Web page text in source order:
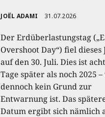
JOËL ADAMI 31.07.2026
Der Erdüberlastungstag
Overshoot Day“) fiel dieses
auf den 30. Juli. Dies ist acht
Tage später als noch 2025 –
dennoch kein Grund zur
Entwarnung ist. Das
Datum ergibt sich nämlich